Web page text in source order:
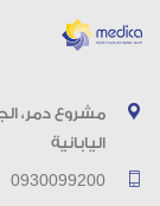
مشروع دمر،
اليابانية
0930099200